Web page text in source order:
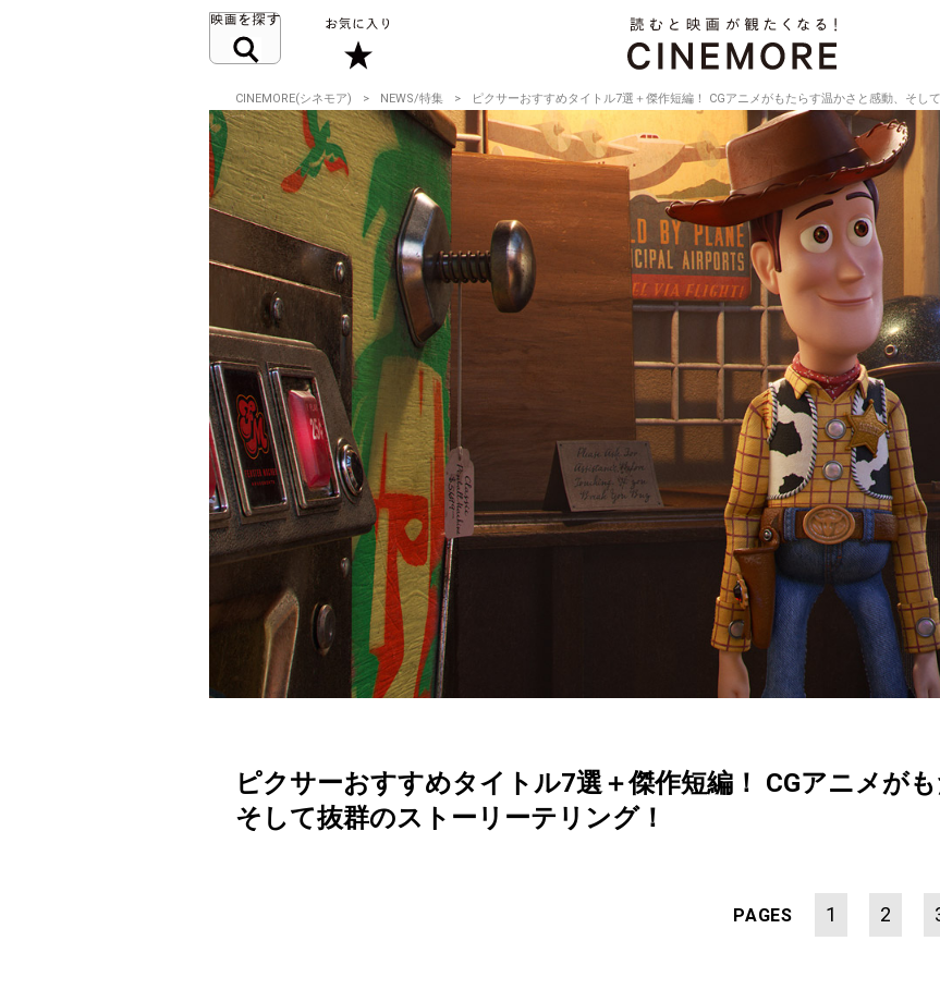
CINEMORE(シネモア) NEWS/特集 ピクサーおすすめタイトル7選＋傑作短編！ CGアニメがもたらす温かさと感動、そし
ピクサーおすすめタイトル7選＋傑作短編！ CGアニメがも
そして抜群のストーリーテリング！
PAGES 1 2